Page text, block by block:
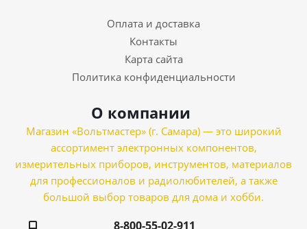
Оплата и доставка
Контакты
Карта сайта
Политика конфиденциальности
О компании
Магазин «Вольтмастер» (г. Самара) — это широкий
ассортимент электронных компонентов,
измерительных приборов, инструментов, материалов
для профессионалов и радиолюбителей, а также
большой выбор товаров для дома и хобби.
8-800-55-02-911